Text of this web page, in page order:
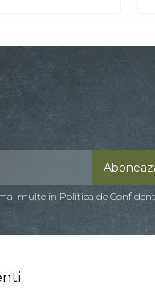
multe in Politica de